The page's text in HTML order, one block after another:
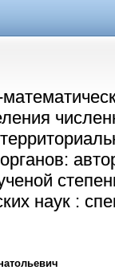
наук :